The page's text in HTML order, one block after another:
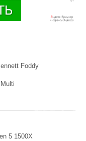
Foddy
5 1500X